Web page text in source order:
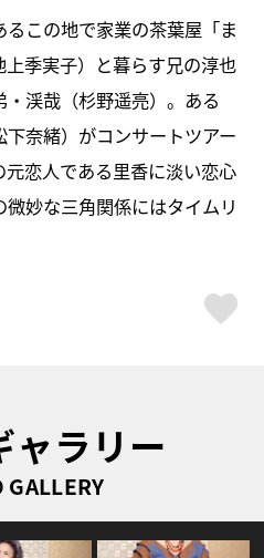
この地で家業の茶葉屋「ま
季実子）と暮らす兄の淳也
・渓哉（杉野遥亮）。ある
奈緒）がコンサートツアー
恋人である里香に淡い恋心
妙な三角関係にはタイムリ
ャラリー
GALLERY